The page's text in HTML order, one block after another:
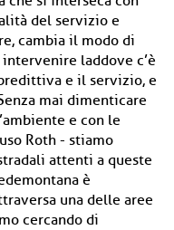
del servizio e
cambia il modo di
laddove c’è
e il servizio, e
mai dimenticare
e con le
Roth - stiamo
attenti a queste
è
una delle aree
cercando di